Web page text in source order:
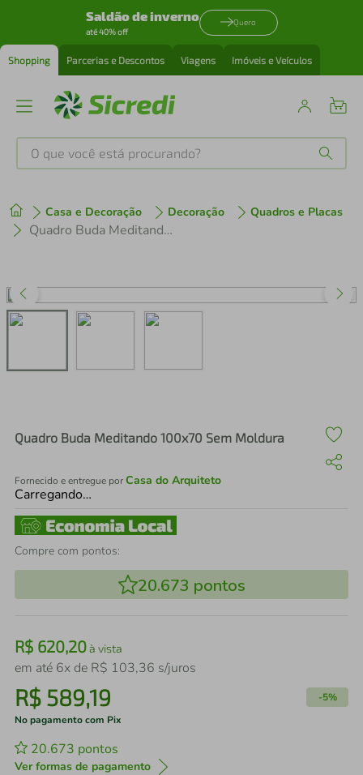
Saldão de inverno
até 40% off
Quero
Shopping Parcerias e Descontos Viagens Imóveis e Veículos
O que você está procurando?
Casa e Decoração Decoração Quadros e Placas
Quadro Buda Meditando 100x70 Sem Moldura
Quadro Buda Meditando 100x70 Sem Moldura
Fornecido e entregue porCasa do Arquiteto
Carregando…
Compre com pontos:
20.673 pontos
R$ 620,20à vista
em até 6x de R$ 103,36 s/juros
R$ 589,19 -5%
No pagamento com Pix
20.673 pontos
Ver formas de pagamento
1º tenis
perfume